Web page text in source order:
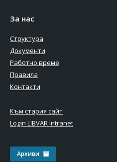
За нас
Структура
Документи
Работно време
Правила
Контакти
Към стария сайт
Login LIBVAR Intranet
Архиви